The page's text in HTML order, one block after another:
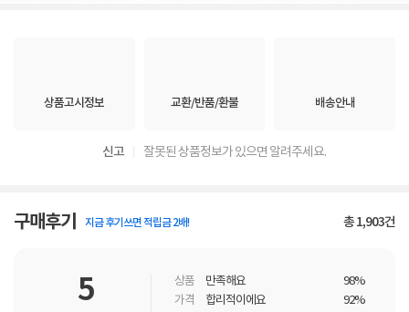
상품고시정보 교환/반품/환불 배송안내
신고 잘못된 상품정보가 있으면 알려주세요.
구매후기 지금 후기쓰면 적립금 2배! 총1,903건
5 상품 만족해요
98%
가격
합리적이에요
92%